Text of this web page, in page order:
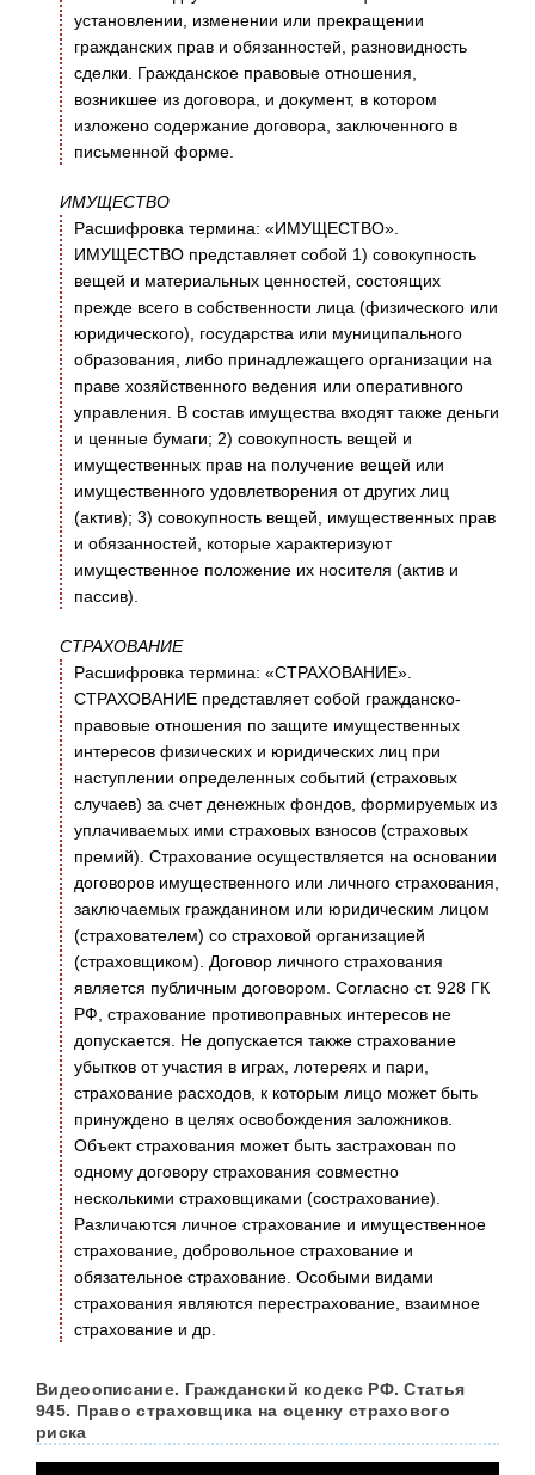
установлении, изменении или прекращении
гражданских прав и обязанностей, разновидность
сделки. Гражданское правовые отношения,
возникшее из договора, и документ, в котором
изложено содержание договора, заключенного в
письменной форме.
ИМУЩЕСТВО
Расшифровка термина: «ИМУЩЕСТВО».
ИМУЩЕСТВО представляет собой 1) совокупность
вещей и материальных ценностей, состоящих
прежде всего в собственности лица (физического или
юридического), государства или муниципального
образования, либо принадлежащего организации на
праве хозяйственного ведения или оперативного
управления. В состав имущества входят также деньги
и ценные бумаги; 2) совокупность вещей и
имущественных прав на получение вещей или
имущественного удовлетворения от других лиц
(актив); 3) совокупность вещей, имущественных прав
и обязанностей, которые характеризуют
имущественное положение их носителя (актив и
пассив).
СТРАХОВАНИЕ
Расшифровка термина: «СТРАХОВАНИЕ».
СТРАХОВАНИЕ представляет собой гражданско-
правовые отношения по защите имущественных
интересов физических и юридических лиц при
наступлении определенных событий (страховых
случаев) за счет денежных фондов, формируемых из
уплачиваемых ими страховых взносов (страховых
премий). Страхование осуществляется на основании
договоров имущественного или личного страхования,
заключаемых гражданином или юридическим лицом
(страхователем) со страховой организацией
(страховщиком). Договор личного страхования
является публичным договором. Согласно ст. 928 ГК
РФ, страхование противоправных интересов не
допускается. Не допускается также страхование
убытков от участия в играх, лотереях и пари,
страхование расходов, к которым лицо может быть
принуждено в целях освобождения заложников.
Объект страхования может быть застрахован по
одному договору страхования совместно
несколькими страховщиками (сострахование).
Различаются личное страхование и имущественное
страхование, добровольное страхование и
обязательное страхование. Особыми видами
страхования являются перестрахование, взаимное
страхование и др.
Видеоописание. Гражданский кодекс РФ. Статья
945. Право страховщика на оценку страхового
риска